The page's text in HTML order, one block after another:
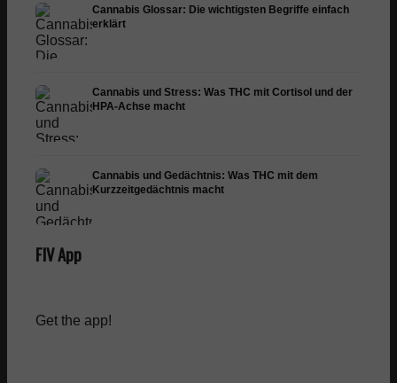
Cannabis Glossar: Die wichtigsten Begriffe einfach
erklärt
Cannabis und Stress: Was THC mit Cortisol und der
HPA-Achse macht
Cannabis und Gedächtnis: Was THC mit dem
Kurzzeitgedächtnis macht
FIV App
Get the app!